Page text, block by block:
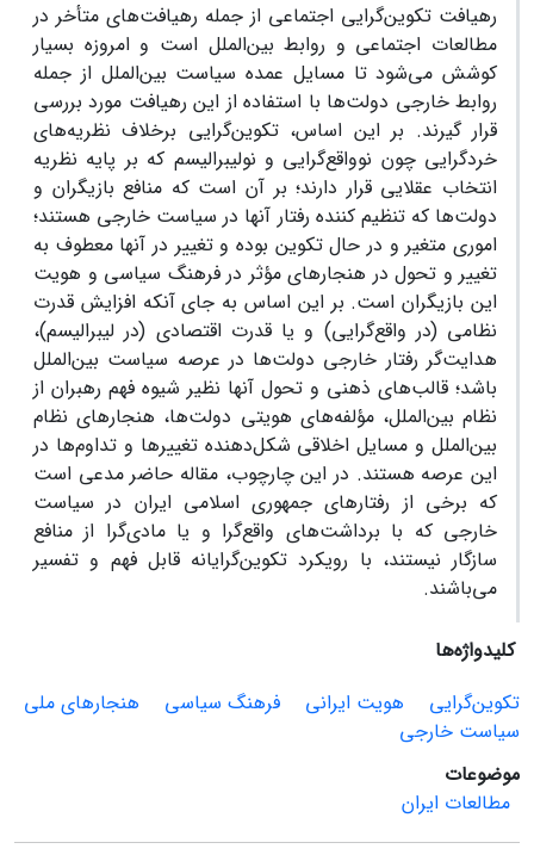
رهیافت تکوین‌گرایی اجتماعی از جمله رهیافت‌های متأخر در
مطالعات اجتماعی و روابط بین‌الملل است و امروزه بسیار
کوشش می‌شود تا مسایل عمده سیاست بین‌الملل از جمله
روابط خارجی دولت‌ها با استفاده از این رهیافت مورد بررسی
قرار گیرند. بر این اساس، تکوین‌گرایی برخلاف نظریه‌های
خردگرایی چون نوواقع‌گرایی و نولیبرالیسم که بر پایه نظریه
انتخاب عقلایی قرار دارند؛ بر آن است که منافع بازیگران و
دولت‌ها که تنظیم کننده رفتار آنها در سیاست خارجی هستند؛
اموری متغیر و در حال تکوین بوده و تغییر در آنها معطوف به
تغییر و تحول در هنجارهای مؤثر در فرهنگ سیاسی و هویت
این بازیگران است. بر این اساس به جای آنکه افزایش قدرت
نظامی (در واقع‌گرایی) و یا قدرت اقتصادی (در لیبرالیسم)،
هدایت‌گر رفتار خارجی دولت‌ها در عرصه سیاست بین‌الملل
باشد؛ قالب‌های ذهنی و تحول آنها نظیر شیوه فهم رهبران از
نظام بین‌الملل، مؤلفه‌های هویتی دولت‌ها، هنجارهای نظام
بین‌الملل و مسایل اخلاقی شکل‌دهنده تغییرها و تداوم‌ها در
این عرصه هستند. در این چارچوب، مقاله حاضر مدعی است
که برخی از رفتارهای جمهوری اسلامی ایران در سیاست
خارجی که با برداشت‌های واقع‌گرا و یا مادی‌گرا از منافع
سازگار نیستند، با رویکرد تکوین‌گرایانه قابل فهم و تفسیر
می‌باشند.
کلیدواژه‌ها
تکوین‌گرایی
هویت ایرانی فرهنگ سیاسی
هنجارهای ملی
سیاست خارجی
موضوعات
مطالعات ایران